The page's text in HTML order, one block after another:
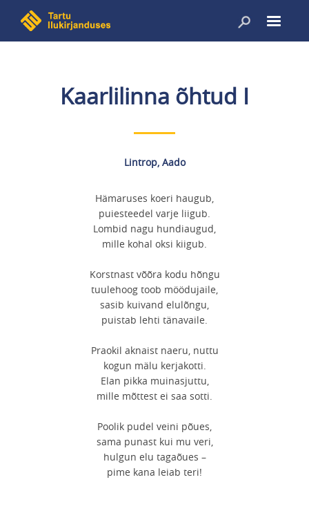
edasi
Kaarlilinna õhtud I
Lintrop, Aado
Hämaruses koeri haugub,
puiesteedel varje liigub.
Lombid nagu hundiaugud,
mille kohal oksi kiigub.
Korstnast võõra kodu hõngu
tuulehoog toob möödujaile,
sasib kuivand elulõngu,
puistab lehti tänavaile.
Praokil aknaist naeru, nuttu
kogun mälu kerjakotti.
Elan pikka muinasjuttu,
mille mõttest ei saa sotti.
Poolik pudel veini põues,
sama punast kui mu veri,
hulgun elu tagaõues –
pime kana leiab teri!